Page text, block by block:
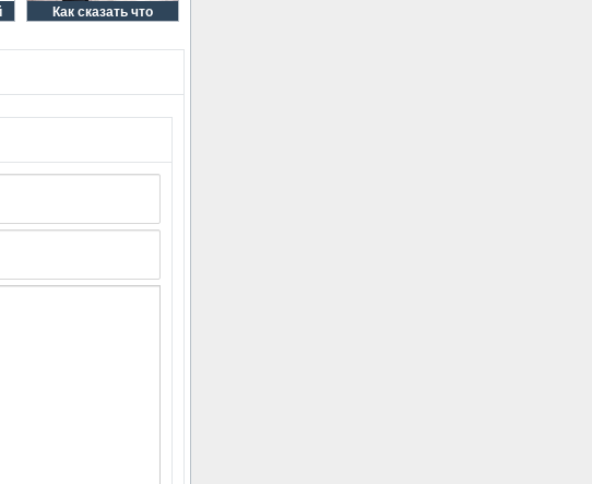
Как сказать что